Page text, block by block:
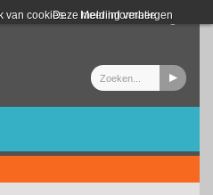
van cookies. Meer informatie
Deze melding verbergen
Login